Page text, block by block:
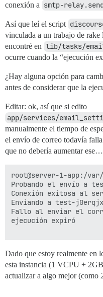
conexión a smtp-
Así que leí el script
vinculada a un trabajo de rake
encontré en lib/tasks/
ocurre cuando la “ejecución
¿Hay alguna opción para
antes de considerar que la
Editar: ok, así que si edito
app/services/
manualmente el tiempo de
el envío de correo todavía
que no debería aumentar
root@server-1-app:/
Probando el envío a
Conexión exitosa al
Enviando a test-
Fallo al enviar el
ejecución expiró
Dado que estoy realmente en
esta instancia (1 VCPU +
actualizar a algo mejor